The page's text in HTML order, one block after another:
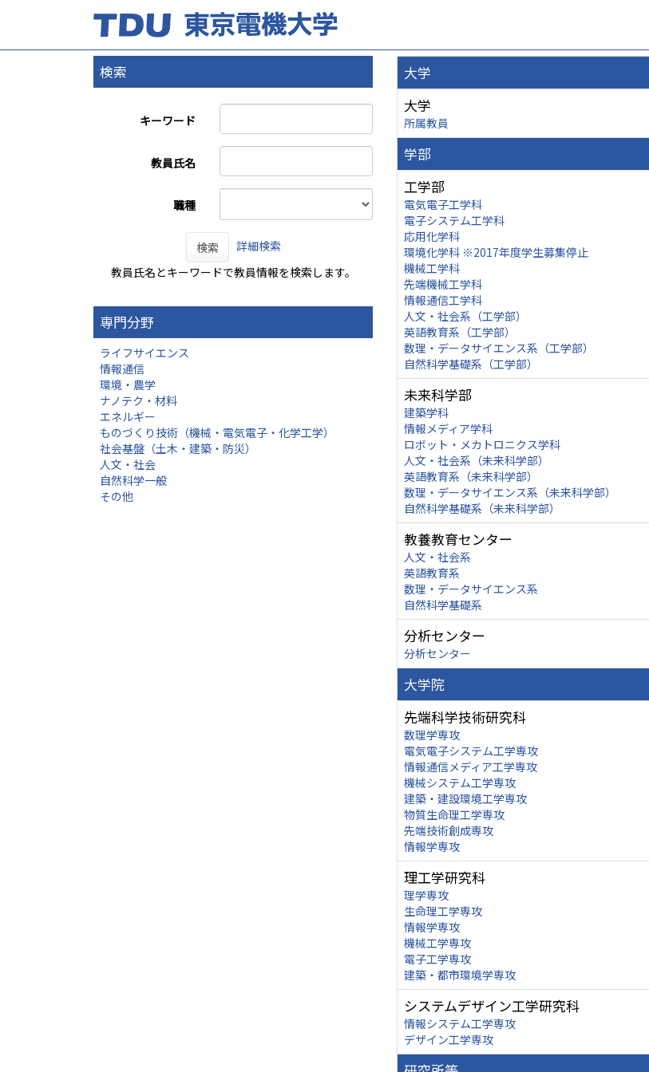
検索
キーワード
教員氏名
職種
検索
詳細検索
教員氏名とキーワードで教員情報を検索します。
専門分野
ライフサイエンス
情報通信
環境・農学
ナノテク・材料
エネルギー
ものづくり技術（機械・電気電子・化学工学）
社会基盤（土木・建築・防災）
人文・社会
自然科学一般
その他
大学
大学
所属教員
学部
工学部
電気電子工学科
電子システム工学科
応用化学科
環境化学科 ※2017年度学生募集停止
機械工学科
先端機械工学科
情報通信工学科
人文・社会系（工学部）
英語教育系（工学部）
数理・データサイエンス系（工学部）
自然科学基礎系（工学部）
未来科学部
建築学科
情報メディア学科
ロボット・メカトロニクス学科
人文・社会系（未来科学部）
英語教育系（未来科学部）
数理・データサイエンス系（未来科学部）
自然科学基礎系（未来科学部）
教養教育センター
人文・社会系
英語教育系
数理・データサイエンス系
自然科学基礎系
分析センター
分析センター
大学院
先端科学技術研究科
数理学専攻
電気電子システム工学専攻
情報通信メディア工学専攻
機械システム工学専攻
建築・建設環境工学専攻
物質生命理工学専攻
先端技術創成専攻
情報学専攻
理工学研究科
理学専攻
生命理工学専攻
情報学専攻
機械工学専攻
電子工学専攻
建築・都市環境学専攻
システムデザイン工学研究科
情報システム工学専攻
デザイン工学専攻